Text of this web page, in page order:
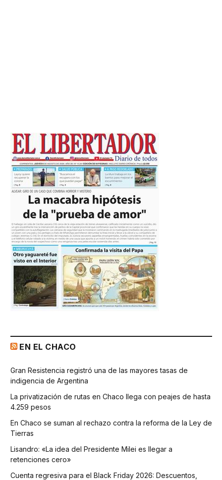
EN EL CHACO
Gran Resistencia registró una de las mayores tasas de
indigencia de Argentina
La privatización de rutas en Chaco llega con peajes de hasta
4.259 pesos
En Chaco se suman al rechazo contra la reforma de la Ley de
Tierras
Lisandro: «La idea del Presidente Milei es llegar a
retenciones cero»
Cuenta regresiva para el Black Friday 2026: Descuentos,